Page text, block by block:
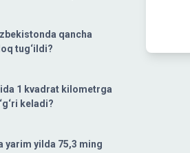
qancha
tug‘ildi?
1 kvadrat kilometrga
keladi?
yarim yilda 75,3 ming